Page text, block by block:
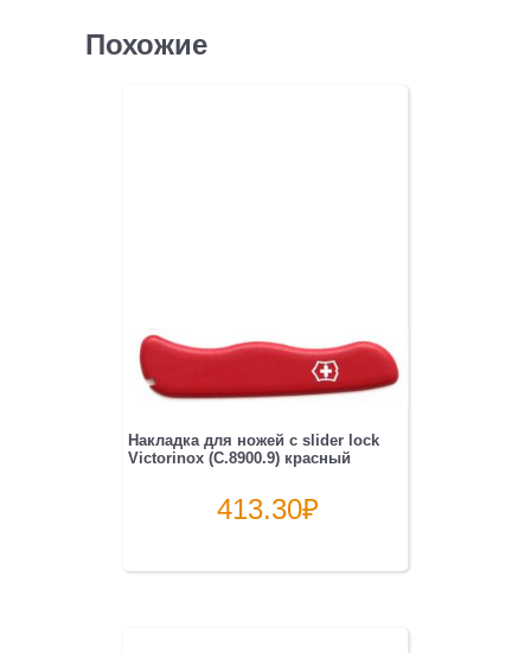
Похожие
Накладка для ножей с slider lock
Victorinox (C.8900.9) красный
413.30₽